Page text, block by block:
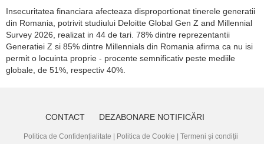
Insecuritatea financiara afecteaza disproportionat tinerele generatii
din Romania, potrivit studiului Deloitte Global Gen Z and Millennial
Survey 2026, realizat in 44 de tari. 78% dintre reprezentantii
Generatiei Z si 85% dintre Millennials din Romania afirma ca nu isi
permit o locuinta proprie - procente semnificativ peste mediile
globale, de 51%, respectiv 40%.
CONTACT DEZABONARE NOTIFICĂRI
Politica de Confidențialitate Politica de Cookie Termeni și condiții